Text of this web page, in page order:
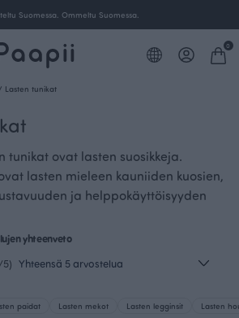
Suomessa. Ommeltu Suomessa.
0
Lasten tunikat
tunikat ovat lasten suosikkeja.
lasten mieleen kauniiden kuosien,
ja helppokäyttöisyyden
yhteenveto
5) Yhteensä 5 arvostelua
paidat Lasten mekot Lasten legginsit Lasten